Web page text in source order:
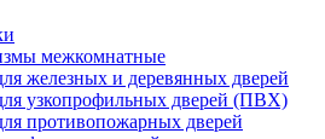
межкомнатные
железных и деревянных дверей
узкопрофильных дверей (ПВХ)
противопожарных дверей